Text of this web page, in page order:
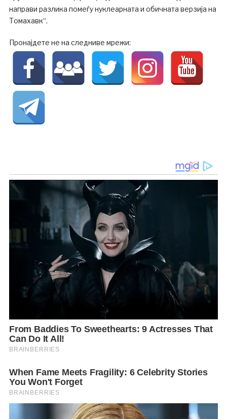
направи разлика помеѓу нуклеарната и обичната верзија на
Томахавк“.
Пронајдете не на следниве мрежи: